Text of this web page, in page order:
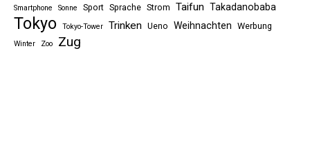
Smartphone Sonne Sport Sprache Strom Taifun Takadanobaba
Tokyo Tokyo-Tower Trinken Ueno Weihnachten Werbung
Winter Zoo Zug